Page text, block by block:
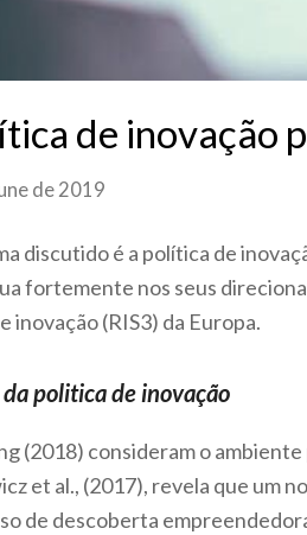
de inovação
de 2019
discutido é a política de
fortemente nos seus
inovação (RIS3) da Europa.
politica de inovação
(2018) consideram o
et al., (2017), revela que um
de descoberta